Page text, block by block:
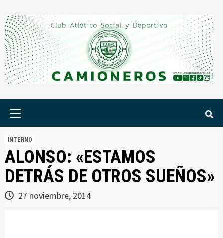
al
contenido
INTERNO
ALONSO: «ESTAMOS
DETRÁS DE OTROS SUEÑOS»
27 noviembre, 2014